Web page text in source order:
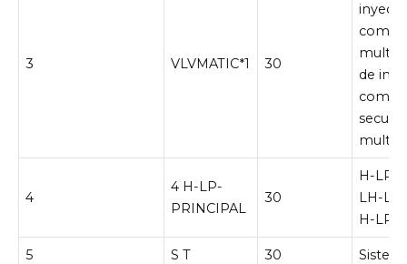
3 VLVMATIC*1 30
de
4
4 H-LP-
PRINCIPAL
30
H-LP
LH-
H-LP
5 S T 30